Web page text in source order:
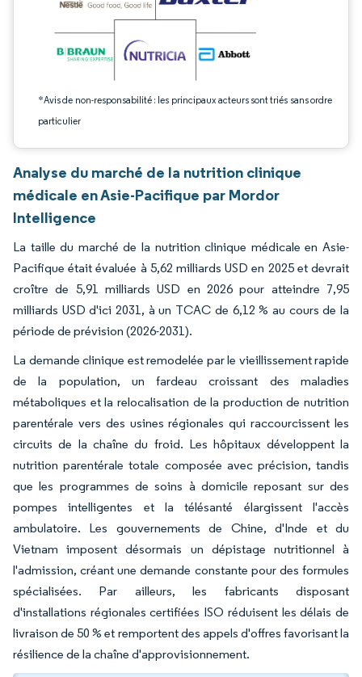
*Avis de non-responsabilité : les principaux acteurs sont triés sans ordre
particulier
Analyse du marché de la nutrition clinique
médicale en Asie-Pacifique par Mordor
Intelligence
La taille du marché de la nutrition clinique médicale en Asie-
Pacifique était évaluée à 5,62 milliards USD en 2025 et devrait
croître de 5,91 milliards USD en 2026 pour atteindre 7,95
milliards USD d'ici 2031, à un TCAC de 6,12 % au cours de la
période de prévision (2026-2031).
La demande clinique est remodelée par le vieillissement rapide
de la population, un fardeau croissant des maladies
métaboliques et la relocalisation de la production de nutrition
parentérale vers des usines régionales qui raccourcissent les
circuits de la chaîne du froid. Les hôpitaux développent la
nutrition parentérale totale composée avec précision, tandis
que les programmes de soins à domicile reposant sur des
pompes intelligentes et la télésanté élargissent l'accès
ambulatoire. Les gouvernements de Chine, d'Inde et du
Vietnam imposent désormais un dépistage nutritionnel à
l'admission, créant une demande constante pour des formules
spécialisées. Par ailleurs, les fabricants disposant
d'installations régionales certifiées ISO réduisent les délais de
livraison de 50 % et remportent des appels d'offres favorisant la
résilience de la chaîne d'approvisionnement.